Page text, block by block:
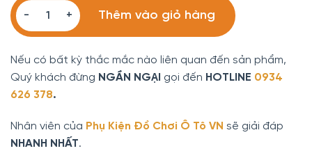
Bạt phủ xe BMW X5 3 lớp vải dù Oxford số lượng
Thêm vào giỏ hàng
Nếu có bất kỳ thắc mắc nào liên quan đến sản phẩm,
Quý khách đừng NGẦN NGẠI gọi đến HOTLINE 0934
626 378.
Nhân viên của Phụ Kiện Đồ Chơi Ô Tô VN sẽ giải đáp
NHANH NHẤT.